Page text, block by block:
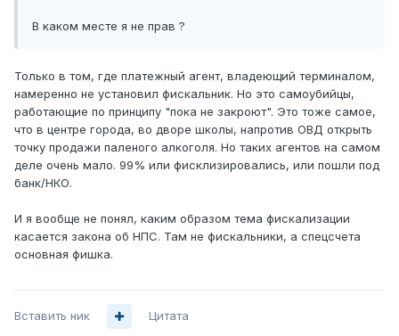
В каком месте я не прав ?
Только в том, где платежный агент, владеющий терминалом,
намеренно не установил фискальник. Но это самоубийцы,
работающие по принципу "пока не закроют". Это тоже самое,
что в центре города, во дворе школы, напротив ОВД открыть
точку продажи паленого алкоголя. Но таких агентов на самом
деле очень мало. 99% или фисклизировались, или пошли под
банк/НКО.
И я вообще не понял, каким образом тема фискализации
касается закона об НПС. Там не фискальники, а спецсчета
основная фишка.
Вставить ник Цитата